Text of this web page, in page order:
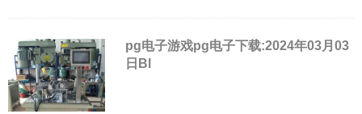
pg电子游戏pg电子下载:2024年03月03
日Bl